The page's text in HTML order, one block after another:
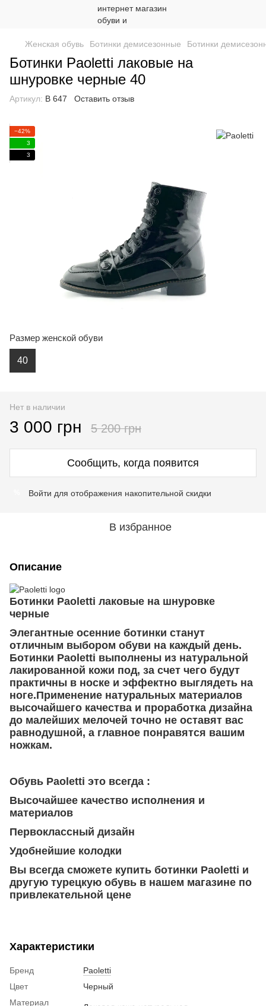
Женская обувь Ботинки демисезонные Ботинки
Ботинки Paoletti лаковые на
шнуровке черные 40
Артикул: В 647 Оставить отзыв
−42%
3
3
Размер женской обуви
40
Нет в наличии
3 000 грн 5 200 грн
Сообщить, когда появится
Войти для отображения накопительной скидки
В избранное
Описание
Ботинки Paoletti лаковые на шнуровке
черные
Элегантные осенние ботинки станут
отличным выбором обуви на каждый день.
Ботинки Paoletti выполнены из натуральной
лакированной кожи под, за счет чего будут
практичны в носке и эффектно выглядеть на
ноге.Применение натуральных материалов
высочайшего качества и проработка дизайна
до малейших мелочей точно не оставят вас
равнодушной, а главное понравятся вашим
ножкам.
Обувь Paoletti это всегда :
Высочайшее качество исполнения и
материалов
Первоклассный дизайн
Удобнейшие колодки
Вы всегда сможете купить ботинки Paoletti и
другую турецкую обувь в нашем магазине по
привлекательной цене
Характеристики
Бренд
Paoletti
Цвет
Черный
Материал